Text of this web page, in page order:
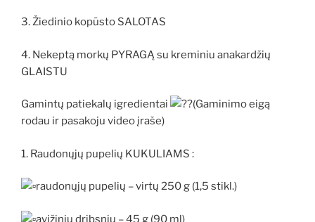
3. Žiedinio kopūsto SALOTAS
4. Nekeptą morkų PYRAGĄ su kreminiu anakardžių
GLAISTU
Gamintų patiekalų igredientai
(Gaminimo eigą
rodau ir pasakoju video įraše)
1. Raudonųjų pupelių KUKULIAMS :
raudonųjų pupelių – virtų 250 g (1,5 stikl.)
avižinių dribsnių – 45 g (90 ml)